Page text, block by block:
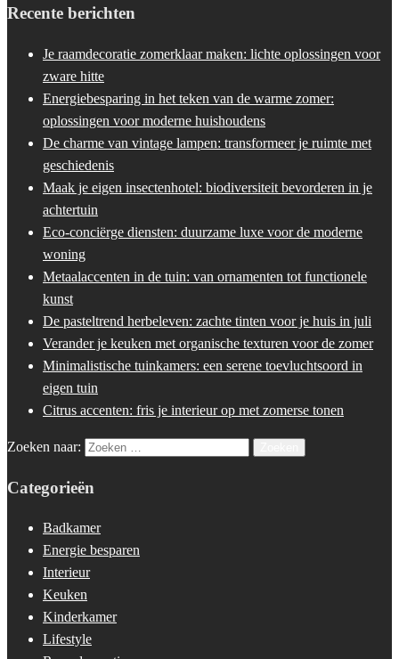
Recente berichten
Je raamdecoratie zomerklaar maken: lichte oplossingen voor
zware hitte
Energiebesparing in het teken van de warme zomer:
oplossingen voor moderne huishoudens
De charme van vintage lampen: transformeer je ruimte met
geschiedenis
Maak je eigen insectenhotel: biodiversiteit bevorderen in je
achtertuin
Eco-conciërge diensten: duurzame luxe voor de moderne
woning
Metaalaccenten in de tuin: van ornamenten tot functionele
kunst
De pasteltrend herbeleven: zachte tinten voor je huis in juli
Verander je keuken met organische texturen voor de zomer
Minimalistische tuinkamers: een serene toevluchtsoord in
eigen tuin
Citrus accenten: fris je interieur op met zomerse tonen
Zoeken naar:
Categorieën
Badkamer
Energie besparen
Interieur
Keuken
Kinderkamer
Lifestyle